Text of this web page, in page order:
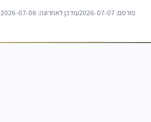
פורסם: 2026-07-07עודכן לאחרונה: 2026-07-06